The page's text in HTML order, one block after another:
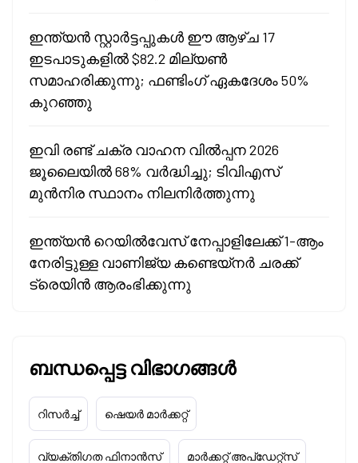
ഇന്ത്യൻ സ്റ്റാർട്ടപ്പുകൾ ഈ ആഴ്ച 17
ഇടപാടുകളിൽ $82.2 മില്യൺ
സമാഹരിക്കുന്നു; ഫണ്ടിംഗ് ഏകദേശം 50%
കുറഞ്ഞു
ഇവി രണ്ട് ചക്ര വാഹന വിൽപ്പന 2026
ജൂലൈയിൽ 68% വർദ്ധിച്ചു; ടിവിഎസ്
മുൻനിര സ്ഥാനം നിലനിർത്തുന്നു
ഇന്ത്യൻ റെയിൽവേസ് നേപ്പാളിലേക്ക് 1-ആം
നേരിട്ടുള്ള വാണിജ്യ കണ്ടെയ്‌നർ ചരക്ക്
ട്രെയിൻ ആരംഭിക്കുന്നു
ബന്ധപ്പെട്ട വിഭാഗങ്ങൾ
റിസർച്ച് ഷെയർ മാർക്കറ്റ്
വ്യക്തിഗത ഫിനാൻസ് മാർക്കറ്റ് അപ്‌ഡേറ്റ്സ്